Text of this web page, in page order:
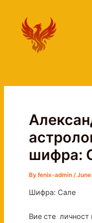
content
шифра:
By fenix-admin /June
Шифра: Сале
Вие сте личност